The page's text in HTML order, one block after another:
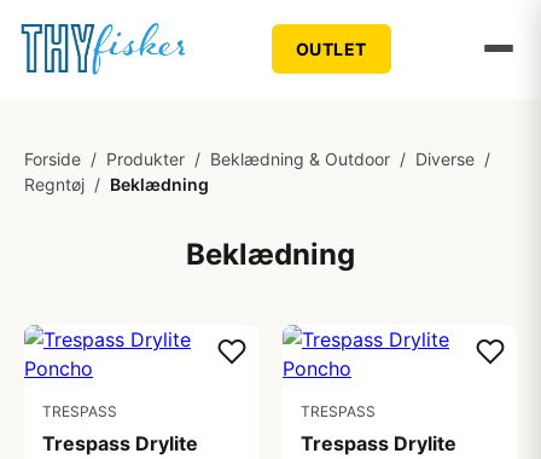
OUTLET
Forside / Produkter / Beklædning & Outdoor / Diverse /
Regntøj / Beklædning
Beklædning
TRESPASS
Trespass Drylite
TRESPASS
Trespass Drylite